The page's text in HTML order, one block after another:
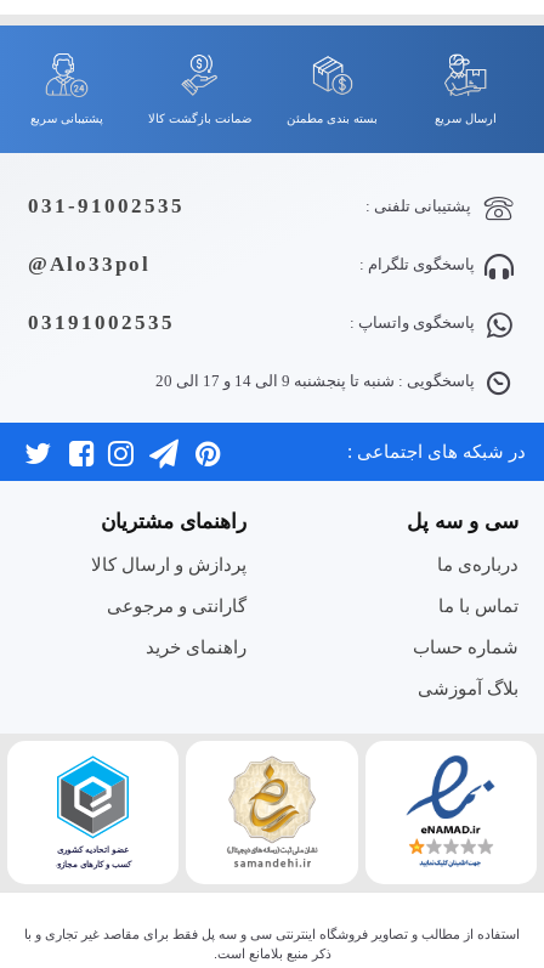
ارسال سریع بسته بندی مطمئن ضمانت بازگشت کالا پشتیبانی سریع
پشتیبانی تلفنی : 031-91002535
پاسخگوی تلگرام : Alo33pol@
پاسخگوی واتساپ : 03191002535
پاسخگویی : شنبه تا پنجشنبه 9 الی 14 و 17 الی 20
در شبکه های اجتماعی :
سی و سه پل
درباره‌ی ما
تماس با ما
شماره حساب
بلاگ آموزشی
راهنمای مشتریان
پردازش و ارسال کالا
گارانتی و مرجوعی
راهنمای خرید
استفاده از مطالب و تصاویر فروشگاه اینترنتی سی و سه پل فقط برای مقاصد غیر تجاری و با
ذکر منبع بلامانع است.